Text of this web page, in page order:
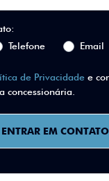
Telefone Email
de Privacidade e
concessionária.
ENTRAR EM CONTATO